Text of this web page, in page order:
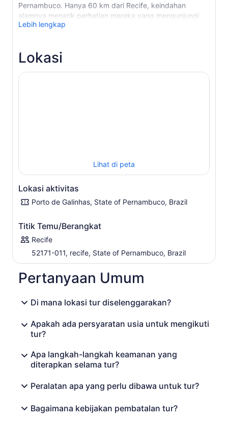
Pernambuco. Hanya 60 km dari Recife, keindahan
alamnya menarik perhatian mereka yang mengunjungi
Porto de Galinhas, menyatukan lanskap pohon kelapa
Nikmati semua ketenangan dan keindahan alam di sini,
yang merupakan salah satu desa nelayan paling
tradisional. Dan semuanya bisa dilakukan di sini:
Lebih lengkap
Lokasi
Lihat di peta
Lokasi aktivitas
Porto de Galinhas, State of Pernambuco, Brazil
Titik Temu/Berangkat
Recife
52171-011, recife, State of Pernambuco, Brazil
Pertanyaan Umum
Di mana lokasi tur diselenggarakan?
Apakah ada persyaratan usia untuk mengikuti
tur?
Apa langkah-langkah keamanan yang
diterapkan selama tur?
Peralatan apa yang perlu dibawa untuk tur?
Bagaimana kebijakan pembatalan tur?